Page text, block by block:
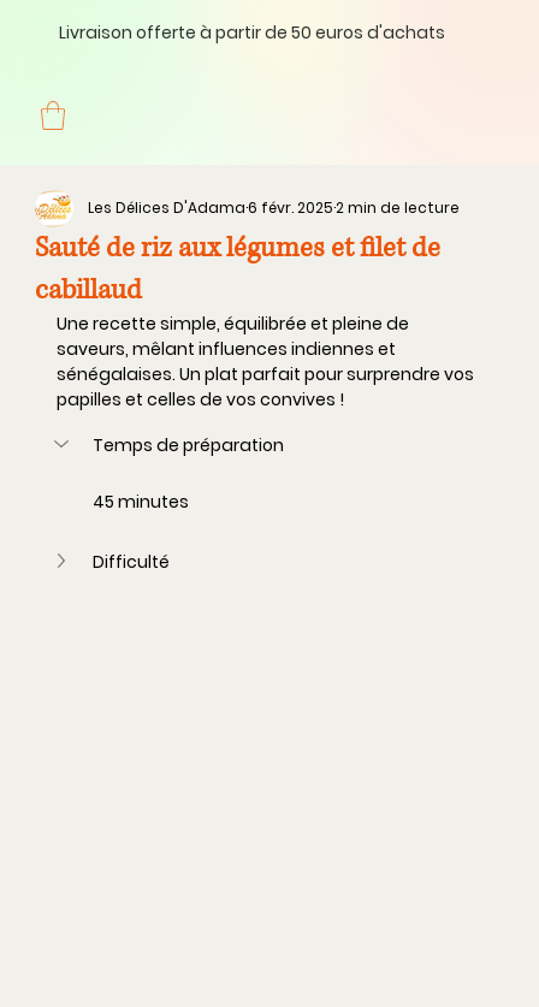
Livraison offerte à partir de 50 euros d'achats
Sauté de riz aux légumes et filet de
cabillaud
Les Délices D'Adama6 févr. 20252 min de lecture
Une recette simple, équilibrée et pleine de
saveurs, mêlant influences indiennes et
sénégalaises. Un plat parfait pour surprendre vos
papilles et celles de vos convives !
Temps de préparation
45 minutes
Difficulté